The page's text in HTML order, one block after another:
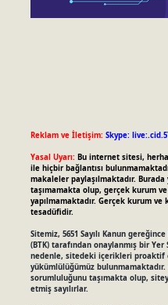
Reklam ve İletişim: Skype:
Yasal Uyarı: Bu internet sitesi,
ile hiçbir bağlantısı
makaleler paylaşılmaktadır.
taşımamakta olup, gerçek kurum
yapılmamaktadır. Gerçek kurum
tesadüfidir.
Sitemiz, 5651 Sayılı Kanun
(BTK) tarafından onaylanmış bir
nedenle, sitedeki içerikleri proaktif
yükümlülüğümüz
sorumluluğunu taşımakta olup,
etmiş sayılırlar.